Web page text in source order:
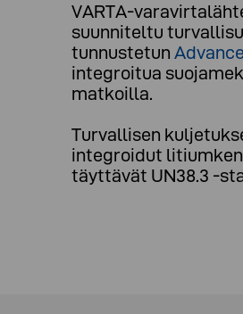
VARTA-
suunniteltu
tunnustetun
integroitua
matkoilla.
Turvallisen
integroidut
täyttävät UN38.3 -